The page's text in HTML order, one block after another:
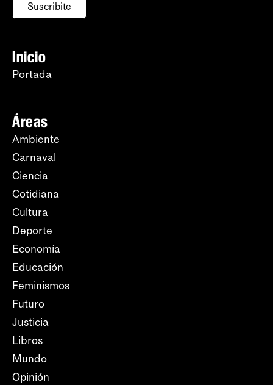
Suscribite
Inicio
Portada
Áreas
Ambiente
Carnaval
Ciencia
Cotidiana
Cultura
Deporte
Economía
Educación
Feminismos
Futuro
Justicia
Libros
Mundo
Opinión